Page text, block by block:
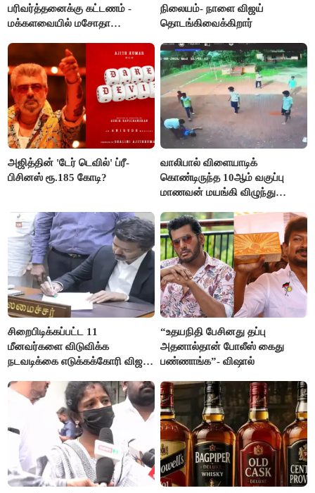
பரிவர்த்தனைக்கு கட்டணம் -
மக்களவையில் மசோதா
நிலையம்- நாளை விஜய்
தொடங்கிவைக்கிறார்
அஜித்தின் 'டேர் டெவில்' ப்ரீ-
பிசினஸ் ரூ.185 கோடி?
வாலிபால் விளையாடிக்
கொண்டிருந்த 10ஆம் வகுப்பு
மாணவன் மயங்கி விழுந்து
சிறைபிடிக்கப்பட்ட 11
மீனவர்களை விடுவிக்க
நடவடிக்கை எடுக்கக்கோரி விஜய்
“உதயநிதி பேசினது தப்பு
அதனால்தான் போலீஸ் கைது
பண்ணாங்க”- விஷால்